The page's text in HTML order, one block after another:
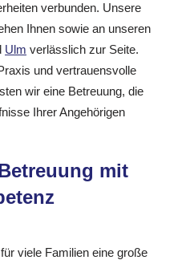
verbunden. Unsere
Ihnen sowie an unseren
Ulm verlässlich zur Seite.
und vertrauensvolle
wir eine Betreuung, die
Ihrer Angehörigen
mit
viele Familien eine große